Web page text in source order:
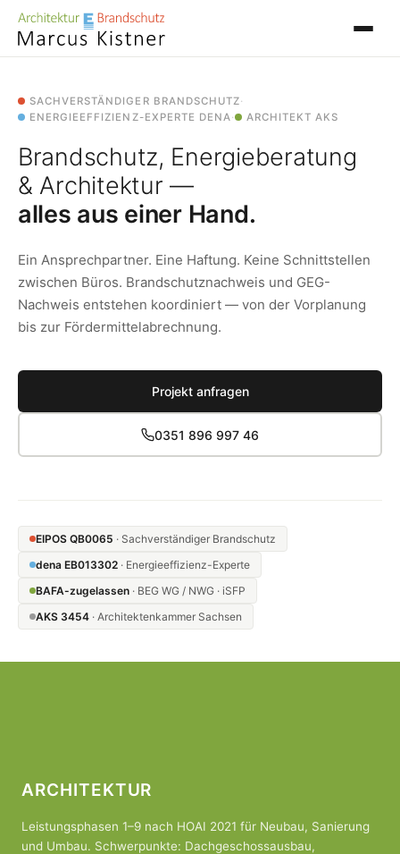
SACHVERSTÄNDIGER BRANDSCHUTZ·
ENERGIEEFFIZIENZ-EXPERTE DENA· ARCHITEKT AKS
Brandschutz, Energieberatung
& Architektur —
alles aus einer Hand.
Ein Ansprechpartner. Eine Haftung. Keine Schnittstellen
zwischen Büros. Brandschutznachweis und GEG-
Nachweis entstehen koordiniert — von der Vorplanung
bis zur Fördermittelabrechnung.
Projekt anfragen
0351 896 997 46
EIPOS QB0065 · Sachverständiger Brandschutz
dena EB013302 · Energieeffizienz-Experte
BAFA-zugelassen · BEG WG / NWG · iSFP
AKS 3454 · Architektenkammer Sachsen
ARCHITEKTUR
Leistungsphasen 1–9 nach HOAI 2021 für Neubau, Sanierung
und Umbau. Schwerpunkte: Dachgeschossausbau,